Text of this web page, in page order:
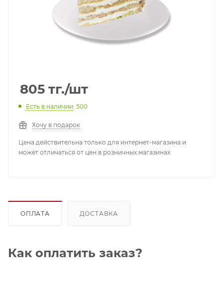
805 тг./шт
Есть в наличии: 500
Хочу в подарок
Цена действительна только для интернет-магазина и
может отличаться от цен в розничных магазинах
ОПЛАТА ДОСТАВКА
Как оплатить заказ?